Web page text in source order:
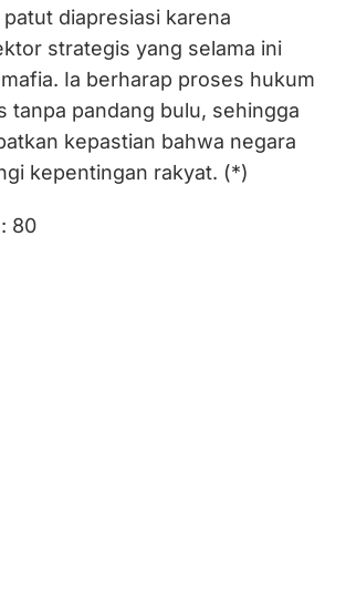
diapresiasi karena
strategis yang selama ini
Ia berharap proses hukum
tanpa pandang bulu, sehingga
kepastian bahwa negara
kepentingan rakyat. (*)
80